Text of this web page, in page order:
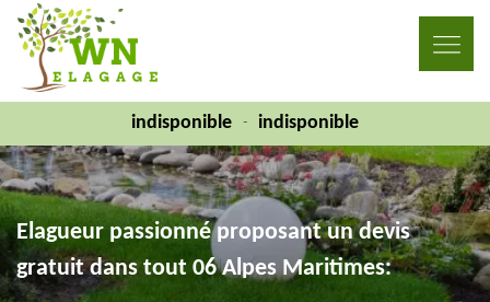
indisponible - indisponible
Elagueur passionné proposant un devis
gratuit dans tout 06 Alpes Maritimes: